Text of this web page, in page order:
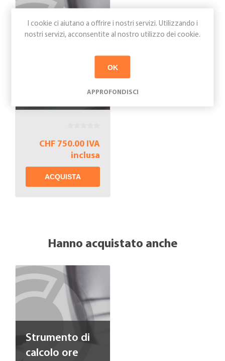
CHF 750.00 IVA
inclusa
ACQUISTA
Hanno acquistato anche
Strumento di
calcolo ore
I cookie ci aiutano a offrire i nostri servizi. Utilizzando i
nostri servizi, acconsentite al nostro utilizzo dei cookie.
OK
APPROFONDISCI